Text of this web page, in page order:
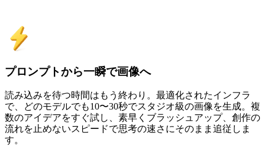
プロンプトから一瞬で画像へ
読み込みを待つ時間はもう終わり。最適化されたインフラ
で、どのモデルでも10〜30秒でスタジオ級の画像を生成。複
数のアイデアをすぐ試し、素早くブラッシュアップ、創作の
流れを止めないスピードで思考の速さにそのまま追従しま
す。